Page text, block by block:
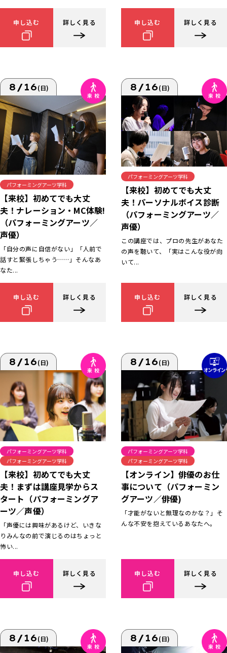
申し込む 詳しく見る 申し込む 詳しく見る
8/16(日)
パフォーミングアーツ学科
【来校】初めてでも大丈
夫！ナレーション・MC体験!
（パフォーミングアーツ／
声優）
「自分の声に自信がない」「人前で
話すと緊張しちゃう……」そんなあ
なた...
申し込む 詳しく見る
8/16(日)
パフォーミングアーツ学科
【来校】初めてでも大丈
夫！パーソナルボイス診断
（パフォーミングアーツ／
声優）
この講座では、プロの先生があなた
の声を聴いて、「実はこんな役が向
いて...
申し込む 詳しく見る
8/16(日)
パフォーミングアーツ学科
パフォーミングアーツ学科
【来校】初めてでも大丈
夫！まずは講座見学からス
タート（パフォーミングア
ーツ／声優）
「声優には興味があるけど、いきな
りみんなの前で演じるのはちょっと
怖い...
申し込む 詳しく見る
8/16(日)
パフォーミングアーツ学科
パフォーミングアーツ学科
【オンライン】俳優のお仕
事について（パフォーミン
グアーツ／俳優)
「才能がないと無理なのかな？」そ
んな不安を抱えているあなたへ。
申し込む 詳しく見る
8/16(日) 8/16(日)